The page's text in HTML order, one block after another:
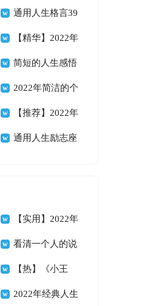
励志座右铭合集68
句
通用人生格言39
句 【精华】2022年
人生格言座右铭集合
95句
简短的人生感悟
格言66句
2022年简洁的个
性人生格言集合56
句
【推荐】2022年
励志座右铭汇编94
通用人生励志座
【实用】2022年
悲伤唯美句子集合
39条
看清一个人的说
说 【热】《小王
子》读书心得
2022年经典人生